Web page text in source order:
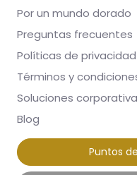
Por un mundo dorado
Preguntas frecuentes
Políticas de privacidad
Términos y
Soluciones
Blog
Puntos